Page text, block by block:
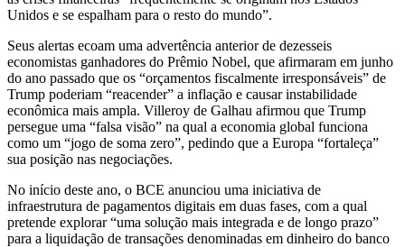
Unidos e se espalham para o resto do mundo”.
Seus alertas ecoam uma advertência anterior de dezesseis
economistas ganhadores do Prêmio Nobel, que afirmaram em junho
do ano passado que os “orçamentos fiscalmente irresponsáveis” de
Trump poderiam “reacender” a inflação e causar instabilidade
econômica mais ampla. Villeroy de Galhau afirmou que Trump
persegue uma “falsa visão” na qual a economia global funciona
como um “jogo de soma zero”, pedindo que a Europa “fortaleça”
sua posição nas negociações.
No início deste ano, o BCE anunciou uma iniciativa de
infraestrutura de pagamentos digitais em duas fases, com a qual
pretende explorar “uma solução mais integrada e de longo prazo”
para a liquidação de transações denominadas em dinheiro do banco